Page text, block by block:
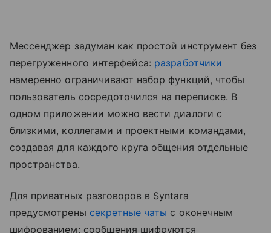
Мессенджер задуман как простой инструмент без
перегруженного интерфейса: разработчики
намеренно ограничивают набор функций, чтобы
пользователь сосредоточился на переписке. В
одном приложении можно вести диалоги с
близкими, коллегами и проектными командами,
создавая для каждого круга общения отдельные
пространства.
Для приватных разговоров в Syntara
предусмотрены секретные чаты с оконечным
шифрованием: сообщения шифруются